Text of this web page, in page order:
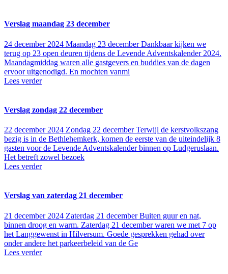
Verslag maandag 23 december
24 december 2024 Maandag 23 december Dankbaar kijken we
terug op 23 open deuren tijdens de Levende Adventskalender 2024.
Maandagmiddag waren alle gastgevers en buddies van de dagen
ervoor uitgenodigd. En mochten vanmi
Lees verder
Verslag zondag 22 december
22 december 2024 Zondag 22 december Terwijl de kerstvolkszang
bezig is in de Bethlehemkerk, komen de eerste van de uiteindelijk 8
gasten voor de Levende Adventskalender binnen op Ludgeruslaan.
Het betreft zowel bezoek
Lees verder
Verslag van zaterdag 21 december
21 december 2024 Zaterdag 21 december Buiten guur en nat,
binnen droog en warm. Zaterdag 21 december waren we met 7 op
het Langgewenst in Hilversum. Goede gesprekken gehad over
onder andere het parkeerbeleid van de Ge
Lees verder